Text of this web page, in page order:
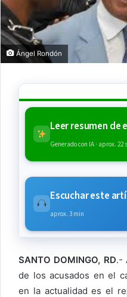
Ángel Rondón
Leer resumen de
Generado con IA · aprox. 22
Escuchar este
aprox. 3 min
SANTO DOMINGO, RD.-
de los acusados en el
en la actualidad es el